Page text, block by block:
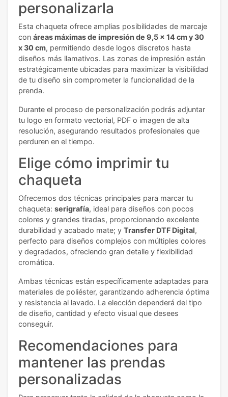
personalizarla
Esta chaqueta ofrece amplias posibilidades de marcaje
con áreas máximas de impresión de 9,5 x 14 cm y 30
x 30 cm, permitiendo desde logos discretos hasta
diseños más llamativos. Las zonas de impresión están
estratégicamente ubicadas para maximizar la visibilidad
de tu diseño sin comprometer la funcionalidad de la
prenda.
Durante el proceso de personalización podrás adjuntar
tu logo en formato vectorial, PDF o imagen de alta
resolución, asegurando resultados profesionales que
perduren en el tiempo.
Elige cómo imprimir tu
chaqueta
Ofrecemos dos técnicas principales para marcar tu
chaqueta: serigrafía, ideal para diseños con pocos
colores y grandes tiradas, proporcionando excelente
durabilidad y acabado mate; y Transfer DTF Digital,
perfecto para diseños complejos con múltiples colores
y degradados, ofreciendo gran detalle y flexibilidad
cromática.
Ambas técnicas están específicamente adaptadas para
materiales de poliéster, garantizando adherencia óptima
y resistencia al lavado. La elección dependerá del tipo
de diseño, cantidad y efecto visual que desees
conseguir.
Recomendaciones para
mantener las prendas
personalizadas